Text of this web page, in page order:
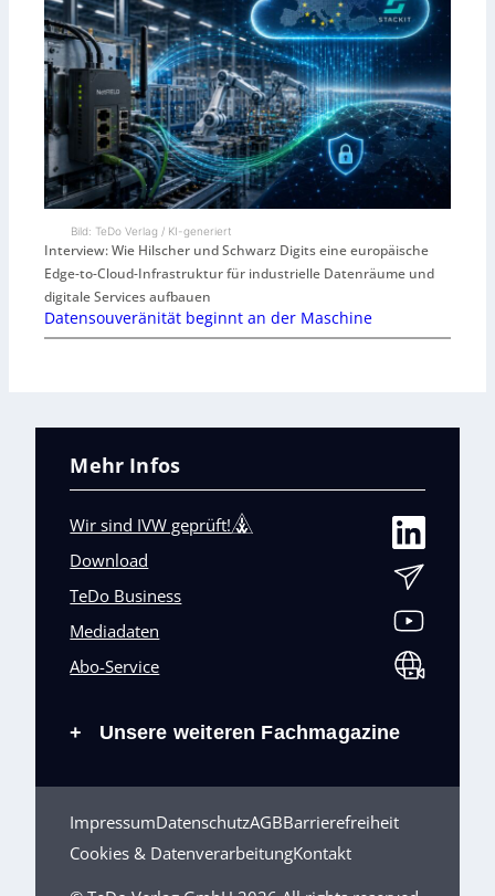
Bild: TeDo Verlag / KI-generiert
Interview: Wie Hilscher und Schwarz Digits eine europäische
Edge-to-Cloud-Infrastruktur für industrielle Datenräume und
digitale Services aufbauen
Datensouveränität beginnt an der Maschine
Mehr Infos
Wir sind IVW geprüft!
Download
TeDo Business
Mediadaten
Abo-Service
+ Unsere weiteren Fachmagazine
ImpressumDatenschutzAGBBarrierefreiheit
Cookies & DatenverarbeitungKontakt